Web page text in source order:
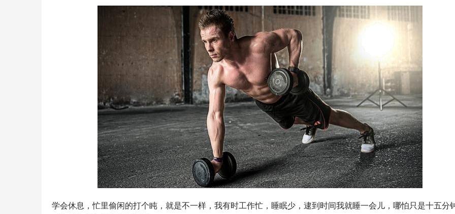
学会休息，忙里偷闲的打个盹，就是不一样，我有时工作忙，睡眠少，逮到时间我就睡一会儿，哪怕只是十五分